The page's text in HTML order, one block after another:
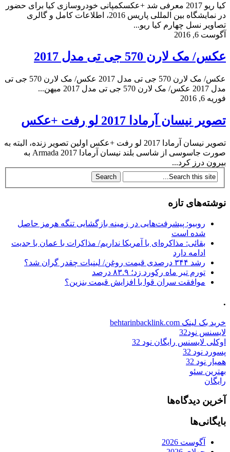
کیا ریو 2017 معرفی شد +عکسکمپانی خودروسازی کیا برای حضور
در نمایشگاه بین المللی پاریس 2016، اطلاعات کامل و گالری
تصاویر نسل چهارم کیا ریو...
آگوست 6, 2016
عکس/ مک لارن 570 جی تی مدل 2017
عکس/ مک لارن 570 جی تی مدل 2017 عکس/ مک لارن 570 جی تی
مدل 2017 عکس/ مک لارن 570 جی تی مدل 2017 میهن...
فوریه 6, 2016
تصویر نیسان آرمادا 2017 لو رفت +عکس
تصویر نیسان آرمادا 2017 لو رفت +عکس اولین تصویر زنده، البته به
صورت جاسوسی از شاسی بلند نیسان آرمادا Armada 2017 به
بیرون درز کرد...
نوشته‌های تازه
روبیو: پیشرفت‌هایی در زمینه بازگشایی تنگه هرمز حاصل
شده است
بقائی: مذاکره‌ای با آمریکا نداریم/ مذاکرات با عمان با جدیت
ادامه دارد
رشد ۳۴۴ درصدی قیمت روغن/ لبنیات چقدر گران شد؟
تورم تیر ماه رکورد زد؛ ۸۳.۹ درصد
موافقت سران قوا با افزایش قیمت بنزین؟
.
خرید بک لینک behtarinbacklink.com
لایسنس نود32
اوکلی لایسنس رایگان نود 32
پسورد نود 32
همیار نود 32
بهترین سئو
رایگان
آخرین دیدگاه‌ها
بایگانی‌ها
آگوست 2026